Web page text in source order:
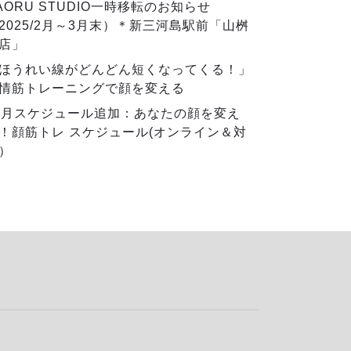
STUDIO一時移転のお知らせ
2025/2月～3月末）＊新三河島駅前「山桝
」
ほうれい線がどんどん短くなってくる！」
筋トレーニングで顔を変える
スケジュール追加：あなたの顔を変え
顔筋トレ スケジュール(オンライン＆対